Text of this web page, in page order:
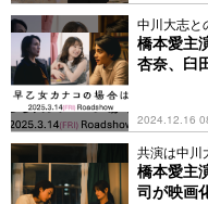
中川大志と
橋本愛主
杏奈、臼
2024.12.16
共演は中川
し
橋本愛主
司が映画